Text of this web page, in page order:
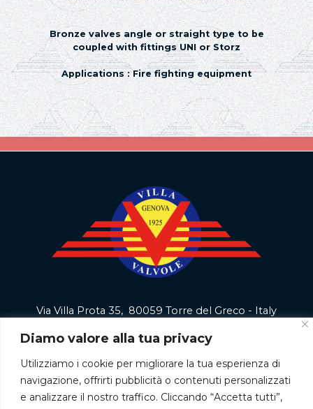
Diamo valore alla tua privacy
Utilizziamo i cookie per migliorare la tua esperienza di
navigazione, offrirti pubblicità o contenuti personalizzati
e analizzare il nostro traffico. Cliccando “Accetta tutti”,
Bronze valves angle or straight type to be
coupled with fittings UNI or Storz
Applications : Fire fighting equipment
Via Villa Prota 35, 80059 Torre del Greco - Italy
081 0900700
Email:info@villavalvole.net commerciale@comid.it